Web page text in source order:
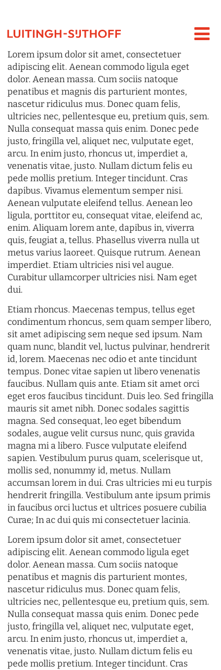
Lorem ipsum dolor sit amet, consectetuer
adipiscing elit. Aenean commodo ligula eget
dolor. Aenean massa. Cum sociis natoque
penatibus et magnis dis parturient montes,
nascetur ridiculus mus. Donec quam felis,
ultricies nec, pellentesque eu, pretium quis, sem.
Nulla consequat massa quis enim. Donec pede
justo, fringilla vel, aliquet nec, vulputate eget,
arcu. In enim justo, rhoncus ut, imperdiet a,
venenatis vitae, justo. Nullam dictum felis eu
pede mollis pretium. Integer tincidunt. Cras
dapibus. Vivamus elementum semper nisi.
Aenean vulputate eleifend tellus. Aenean leo
ligula, porttitor eu, consequat vitae, eleifend ac,
enim. Aliquam lorem ante, dapibus in, viverra
quis, feugiat a, tellus. Phasellus viverra nulla ut
metus varius laoreet. Quisque rutrum. Aenean
imperdiet. Etiam ultricies nisi vel augue.
Curabitur ullamcorper ultricies nisi. Nam eget
dui.
Etiam rhoncus. Maecenas tempus, tellus eget
condimentum rhoncus, sem quam semper libero,
sit amet adipiscing sem neque sed ipsum. Nam
quam nunc, blandit vel, luctus pulvinar, hendrerit
id, lorem. Maecenas nec odio et ante tincidunt
tempus. Donec vitae sapien ut libero venenatis
faucibus. Nullam quis ante. Etiam sit amet orci
eget eros faucibus tincidunt. Duis leo. Sed fringilla
mauris sit amet nibh. Donec sodales sagittis
magna. Sed consequat, leo eget bibendum
sodales, augue velit cursus nunc, quis gravida
magna mi a libero. Fusce vulputate eleifend
sapien. Vestibulum purus quam, scelerisque ut,
mollis sed, nonummy id, metus. Nullam
accumsan lorem in dui. Cras ultricies mi eu turpis
hendrerit fringilla. Vestibulum ante ipsum primis
in faucibus orci luctus et ultrices posuere cubilia
Curae; In ac dui quis mi consectetuer lacinia.
Lorem ipsum dolor sit amet, consectetuer
adipiscing elit. Aenean commodo ligula eget
dolor. Aenean massa. Cum sociis natoque
penatibus et magnis dis parturient montes,
nascetur ridiculus mus. Donec quam felis,
ultricies nec, pellentesque eu, pretium quis, sem.
Nulla consequat massa quis enim. Donec pede
justo, fringilla vel, aliquet nec, vulputate eget,
arcu. In enim justo, rhoncus ut, imperdiet a,
venenatis vitae, justo. Nullam dictum felis eu
pede mollis pretium. Integer tincidunt. Cras